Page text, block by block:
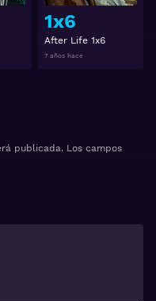
1x6
After Life 1x6
7 años hace
publicada. Los campos